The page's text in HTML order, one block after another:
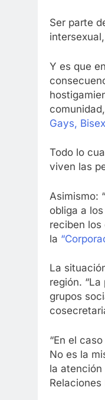
Ser parte
Y es que
Gays,
Todo lo
viven las
Asimismo:
obliga a
reciben los
la
La
región.
grupos
“En el
No es la
la atención